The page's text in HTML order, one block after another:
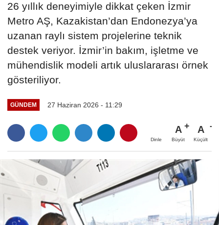
26 yıllık deneyimiyle dikkat çeken İzmir
Metro AŞ, Kazakistan’dan Endonezya’ya
uzanan raylı sistem projelerine teknik
destek veriyor. İzmir’in bakım, işletme ve
mühendislik modeli artık uluslararası örnek
gösteriliyor.
GÜNDEM 27 Haziran 2026 - 11:29
Dinle
A
Büyüt
A
Küçült